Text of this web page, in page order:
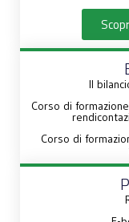
Il
Corso di
Corso di